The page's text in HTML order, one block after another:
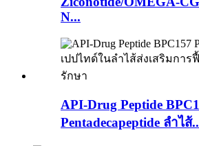
N...
API-Drug Peptide
Pentadecapeptide ลำไส้